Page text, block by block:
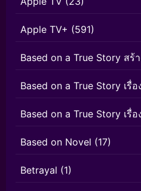
Apple TV+ (591)
Based on a True Story สร้า
Based on a True Story เรื่อ
Based on a True Story เรื่อ
Based on Novel (17)
Betrayal (1)